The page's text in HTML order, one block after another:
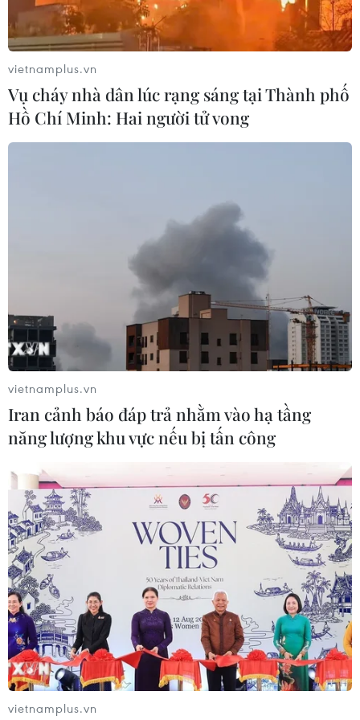
Việt Nam sẽ là một trong những nền kinh
tế tăng trưởng nhanh nhất 2021
Moody's Analytics dự đoán nền kinh tế Việt Nam cùng
với các nền kinh tế Trung Quốc và Hong Kong (Trung
Quốc) sẽ tăng tốc nhanh nhất (trên 7%) trong năm 2021.
CNBC đánh giá Việt Nam là nền kinh tế
thành công nhất trong đại dịch
29/01/2021 09:50
Việt Nam có thể là nền kinh tế hoạt động tốt nhất ở
vietnamplus.vn
Vụ cháy nhà dân lúc rạng sáng tại Thành phố
Hồ Chí Minh: Hai người tử vong
vietnamplus.vn
Iran cảnh báo đáp trả nhằm vào hạ tầng
năng lượng khu vực nếu bị tấn công
vietnamplus.vn